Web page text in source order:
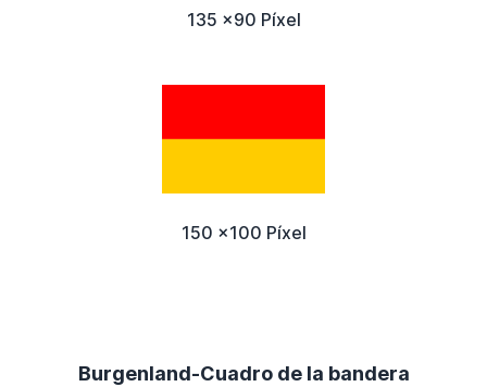
135 x90 Píxel
150 x100 Píxel
Burgenland-Cuadro de la bandera